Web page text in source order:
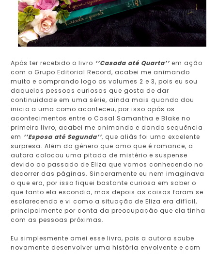
Após ter recebido o livro ‘’Casada até Quarta’’ em ação
com o Grupo Editorial Record, acabei me animando
muito e comprando logo os volumes 2 e 3, pois eu sou
daquelas pessoas curiosas que gosta de dar
continuidade em uma série, ainda mais quando dou
inicio a uma como aconteceu, por isso após os
acontecimentos entre o Casal Samantha e Blake no
primeiro livro, acabei me animando e dando sequência
em ‘’Esposa até Segunda’’, que aliás foi uma excelente
surpresa. Além do gênero que amo que é romance, a
autora colocou uma pitada de mistério e suspense
devido ao passado de Eliza que vamos conhecendo no
decorrer das páginas. Sinceramente eu nem imaginava
o que era, por isso fiquei bastante curiosa em saber o
que tanto ela escondia, mas depois as coisas foram se
esclarecendo e vi como a situação de Eliza era difícil,
principalmente por conta da preocupação que ela tinha
com as pessoas próximas.
Eu simplesmente amei esse livro, pois a autora soube
novamente desenvolver uma história envolvente e com